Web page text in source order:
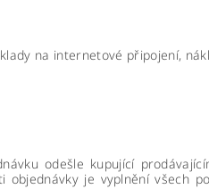
na internetové připojení,
odešle kupující
objednávky je vyplnění všech